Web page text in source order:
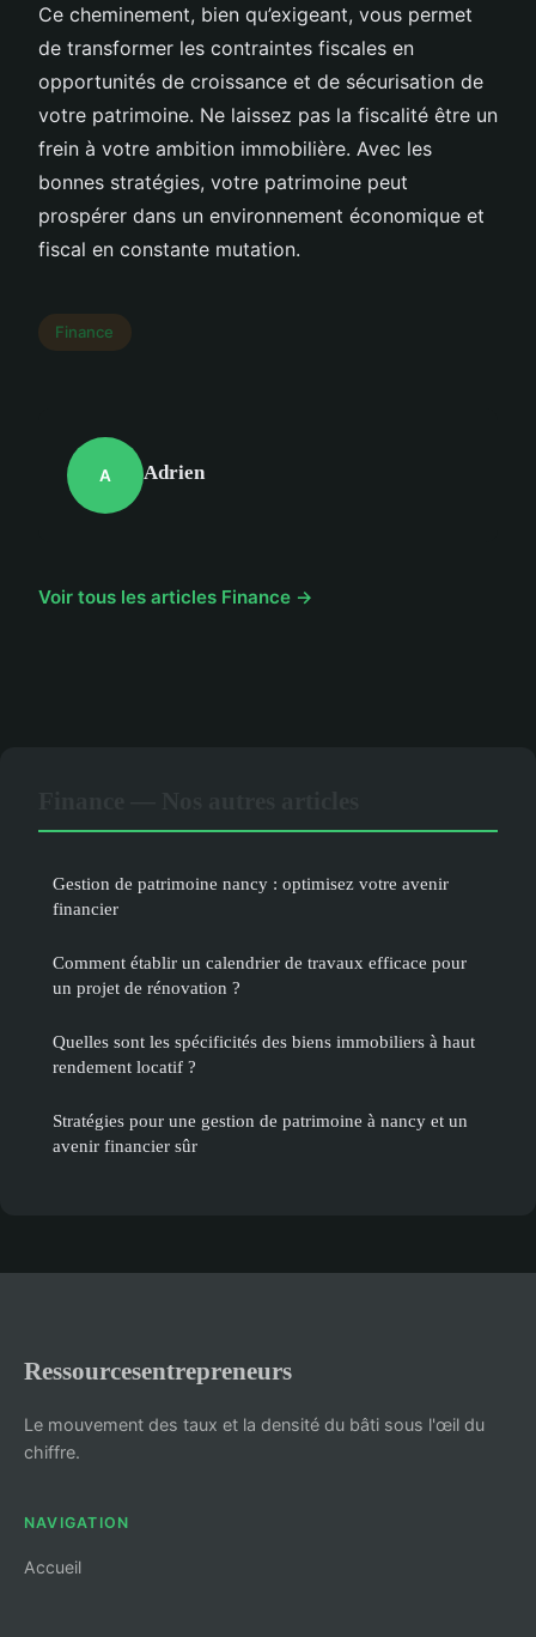
Ce cheminement, bien qu’exigeant, vous permet
de transformer les contraintes fiscales en
opportunités de croissance et de sécurisation de
votre patrimoine. Ne laissez pas la fiscalité être un
frein à votre ambition immobilière. Avec les
bonnes stratégies, votre patrimoine peut
prospérer dans un environnement économique et
fiscal en constante mutation.
Finance
A Adrien
Voir tous les articles Finance →
Gestion de patrimoine nancy : optimisez votre avenir
financier
Comment établir un calendrier de travaux efficace pour
un projet de rénovation ?
Quelles sont les spécificités des biens immobiliers à haut
rendement locatif ?
Stratégies pour une gestion de patrimoine à nancy et un
avenir financier sûr
Ressourcesentrepreneurs
Le mouvement des taux et la densité du bâti sous l'œil du
chiffre.
NAVIGATION
Accueil